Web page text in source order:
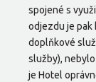
spojené s
odjezdu je pak
doplňkové
služby),
je Hotel